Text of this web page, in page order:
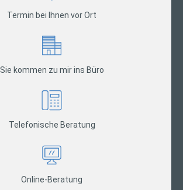
Termin bei Ihnen vor Ort
Sie kommen zu mir ins Büro
Telefonische Beratung
Online-Beratung